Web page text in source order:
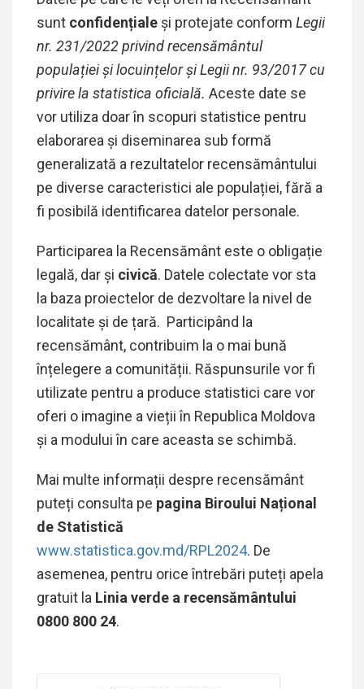
sunt confidențiale și protejate conform Legii
nr. 231/2022 privind recensământul
populației și locuințelor și Legii nr. 93/2017 cu
privire la statistica oficială. Aceste date se
vor utiliza doar în scopuri statistice pentru
elaborarea și diseminarea sub formă
generalizată a rezultatelor recensământului
pe diverse caracteristici ale populației, fără a
fi posibilă identificarea datelor personale.
Participarea la Recensământ este o obligație
legală, dar și civică. Datele colectate vor sta
la baza proiectelor de dezvoltare la nivel de
localitate și de țară. Participând la
recensământ, contribuim la o mai bună
înțelegere a comunității. Răspunsurile vor fi
utilizate pentru a produce statistici care vor
oferi o imagine a vieții în Republica Moldova
și a modului în care aceasta se schimbă.
Mai multe informații despre recensământ
puteți consulta pe pagina Biroului Național
de Statistică
www.statistica.gov.md/RPL2024. De
asemenea, pentru orice întrebări puteți apela
gratuit la Linia verde a recensământului
0800 800 24.